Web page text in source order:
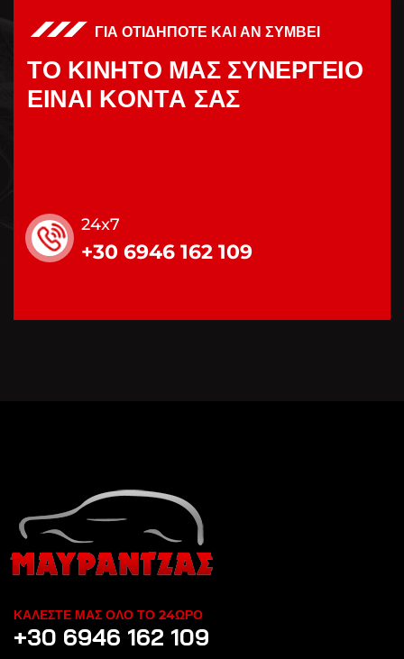
ΓΙΑ ΟΤΙΔΗΠΟΤΕ ΚΑΙ ΑΝ ΣΥΜΒΕΙ
ΤΟ ΚΙΝΗΤΟ ΜΑΣ ΣΥΝΕΡΓΕΙΟ
ΕΙΝΑΙ ΚΟΝΤΑ ΣΑΣ
24x7
+30 6946 162 109
ΚΑΛΕΣΤΕ ΜΑΣ ΟΛΟ ΤΟ 24ΩΡΟ
+30 6946 162 109